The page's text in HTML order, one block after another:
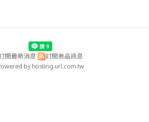
閱最新消息
訂閱商品訊息
by hosting.url.com.tw